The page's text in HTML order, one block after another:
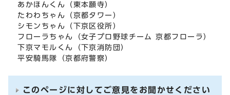
あかほんくん（東本願寺）
たわわちゃん（京都タワー）
シモンちゃん（下京区役所）
フローラちゃん（女子プロ野球チーム 京都フローラ）
下京マモルくん（下京消防団）
平安騎馬隊（京都府警察）
このページに対してご意見をお聞かせください